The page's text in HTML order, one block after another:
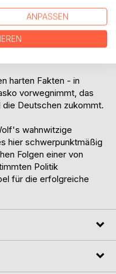
Prognose für die
und ein
danach, die immer
totalen Absturz zu
harten Fakten - in
vorwegnimmt, das
Deutschen zukommt.
wahnwitzige
hier schwerpunktmäßig
Folgen einer von
Politik
für die erfolgreiche
ANPASSEN